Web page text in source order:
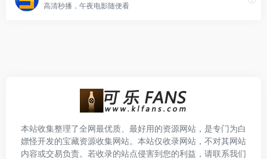
高清秒播，午夜电影随便看
本站收集整理了全网最优质、最好用的资源网站，是专门为白
嫖怪开发的宝藏资源收集网站。本站仅收录网站，不对其网站
内容或交易负责。若收录的站点侵害到您的利益，请联系我们